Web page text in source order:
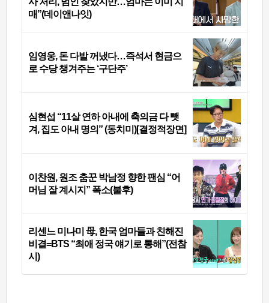
매”(데이앤나잇)
임영웅, 돈 다발 꺼냈다…즉석서 현금으
로 수당 챙겨주는 ‘구단주’
심현섭 “11살 연하 아내에 축의금 다 뺏
겨, 집도 아내 명의” (동치미)[결정적장면]
이찬원, 원조 춤꾼 박남정 향한 팬심 “어
머님 잘 계시지” 폭소(불후)
리센느 미나미 母, 한국 엄마들과 친해진
비결=BTS “최애 정국 얘기로 통해”(전참
시)